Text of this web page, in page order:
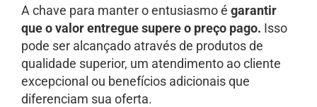
A chave para manter o entusiasmo é garantir
que o valor entregue supere o preço pago. Isso
pode ser alcançado através de produtos de
qualidade superior, um atendimento ao cliente
excepcional ou benefícios adicionais que
diferenciam sua oferta.